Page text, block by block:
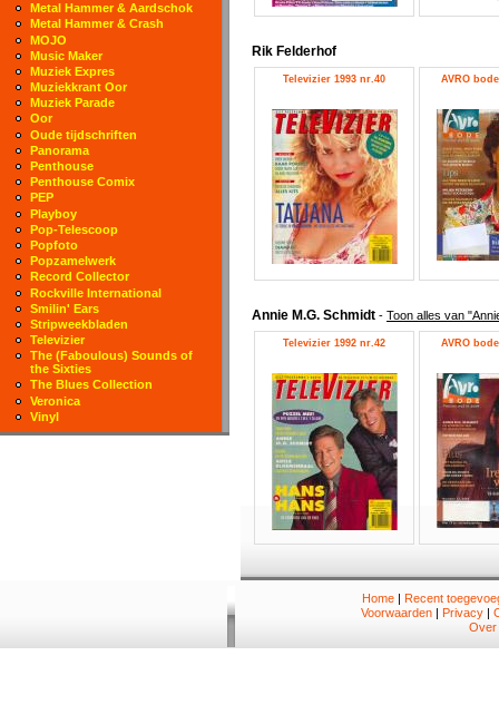
Rik Felderhof
Televizier 1993 nr.40 AVRO
Annie M.G. Schmidt - Toon alles van
Televizier 1992 nr.42 AVRO
Metal Hammer & Aardschok
Metal Hammer & Crash
MOJO
Music Maker
Muziek Expres
Muziekkrant Oor
Muziek Parade
Oor
Oude tijdschriften
Panorama
Penthouse
Penthouse Comix
PEP
Playboy
Pop-Telescoop
Popfoto
Popzamelwerk
Record Collector
Rockville International
Smilin' Ears
Stripweekbladen
Televizier
The (Faboulous) Sounds of
the Sixties
The Blues Collection
Veronica
Vinyl
Home| Recent
Voorwaarden | Privacy |
Over